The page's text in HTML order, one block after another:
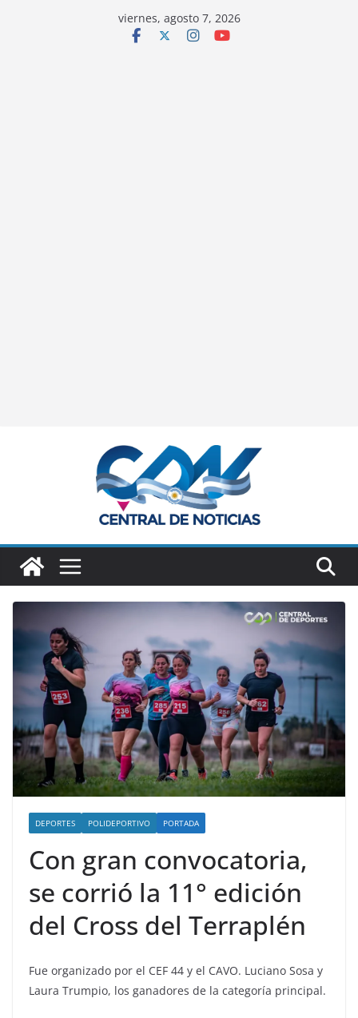
viernes, agosto 7, 2026
DEPORTES POLIDEPORTIVO PORTADA
Con gran convocatoria,
se corrió la 11° edición
del Cross del Terraplén
Fue organizado por el CEF 44 y el CAVO. Luciano Sosa y
Laura Trumpio, los ganadores de la categoría principal.